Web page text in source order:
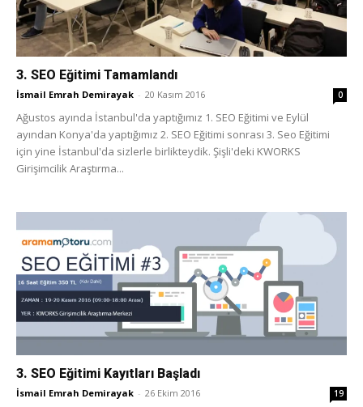
3. SEO Eğitimi Tamamlandı
İsmail Emrah Demirayak - 20 Kasım 2016 0
Ağustos ayında İstanbul'da yaptığımız 1. SEO Eğitimi ve Eylül
ayından Konya'da yaptığımız 2. SEO Eğitimi sonrası 3. Seo Eğitimi
için yine İstanbul'da sizlerle birlikteydik. Şişli'deki KWORKS
Girişimcilik Araştırma...
3. SEO Eğitimi Kayıtları Başladı
İsmail Emrah Demirayak - 26 Ekim 2016 19